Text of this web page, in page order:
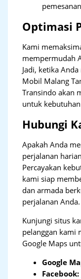
Optimasi
Kami
mempermudah
Jadi, ketika
Mobil Malang
Transindo akan
untuk
Hubungi
Apakah Anda
perjalanan
Percayakan
kami siap
dan armada
perjalanan Anda.
Kunjungi situs
pelanggan kami
Google Maps
Google
Facebook: